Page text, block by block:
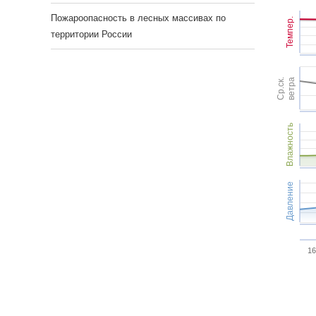
Темпер.
Ср.ск.ветра
Влажность
Давление
Пожароопасность в лесных массивах по
территории России